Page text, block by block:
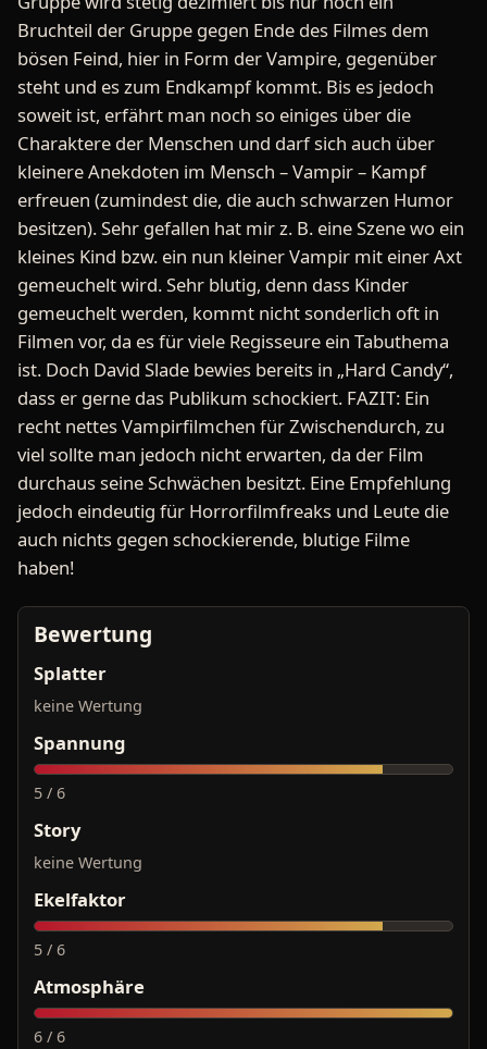
Bruchteil der Gruppe gegen Ende des Filmes dem
bösen Feind, hier in Form der Vampire, gegenüber
steht und es zum Endkampf kommt. Bis es jedoch
soweit ist, erfährt man noch so einiges über die
Charaktere der Menschen und darf sich auch über
kleinere Anekdoten im Mensch – Vampir – Kampf
erfreuen (zumindest die, die auch schwarzen Humor
besitzen). Sehr gefallen hat mir z. B. eine Szene wo ein
kleines Kind bzw. ein nun kleiner Vampir mit einer Axt
gemeuchelt wird. Sehr blutig, denn dass Kinder
gemeuchelt werden, kommt nicht sonderlich oft in
Filmen vor, da es für viele Regisseure ein Tabuthema
ist. Doch David Slade bewies bereits in „Hard Candy“,
dass er gerne das Publikum schockiert. FAZIT: Ein
recht nettes Vampirfilmchen für Zwischendurch, zu
viel sollte man jedoch nicht erwarten, da der Film
durchaus seine Schwächen besitzt. Eine Empfehlung
jedoch eindeutig für Horrorfilmfreaks und Leute die
auch nichts gegen schockierende, blutige Filme
haben!
Bewertung
Splatter
keine Wertung
Spannung
5 / 6
Story
keine Wertung
Ekelfaktor
5 / 6
Atmosphäre
6 / 6